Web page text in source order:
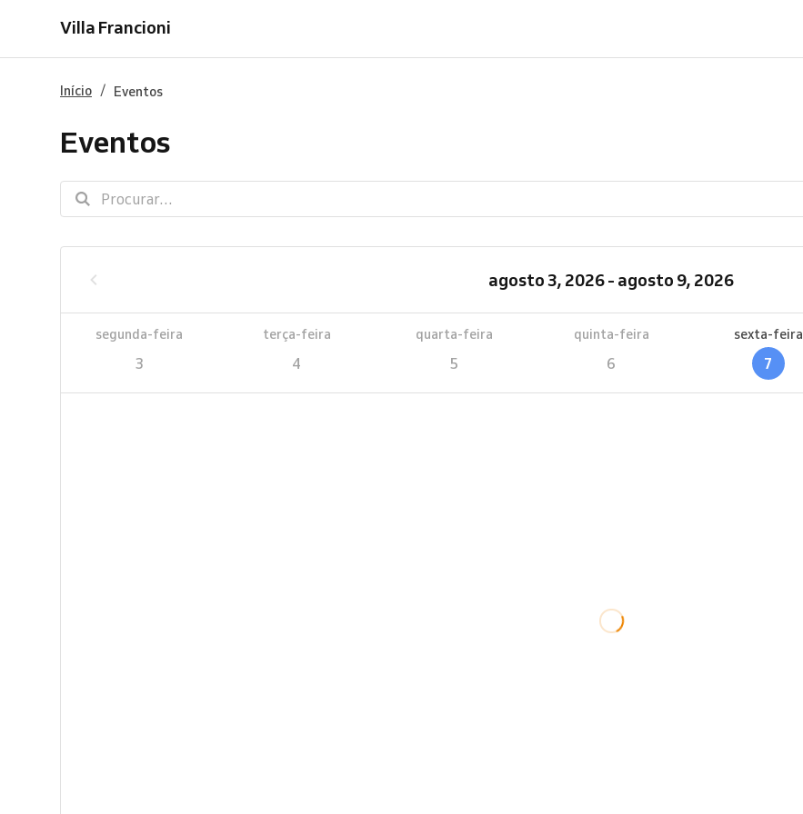
Villa Francioni
Início / Eventos
Eventos
agosto 3, 2026 - agosto 9, 2026
segunda-feira
3
terça-feira
4
quarta-feira
5
quinta-feira
6
sexta-feira
7